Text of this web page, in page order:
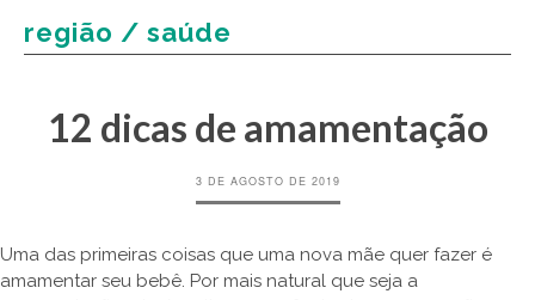
região / saúde
12 dicas de amamentação
3 DE AGOSTO DE 2019
Uma das primeiras coisas que uma nova mãe quer fazer é
amamentar seu bebê. Por mais natural que seja a